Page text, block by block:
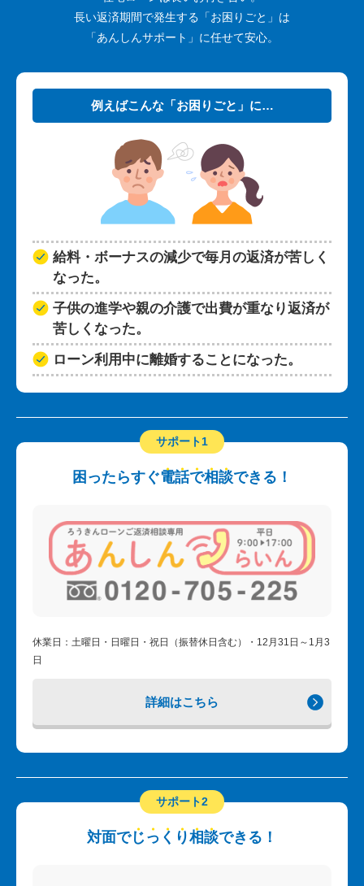
長い返済期間で発生する「お困りごと」は
「あんしんサポート」に任せて安心。
例えばこんな「お困りごと」に…
給料・ボーナスの減少で毎月の返済が苦しく
なった。
子供の進学や親の介護で出費が重なり返済が
苦しくなった。
ローン利用中に離婚することになった。
サポート1
困ったらすぐ電話で相談できる！
休業日：土曜日・日曜日・祝日（振替休日含む）・12月31日～1月3
日
詳細はこちら
サポート2
対面でじ っ く り相談できる！